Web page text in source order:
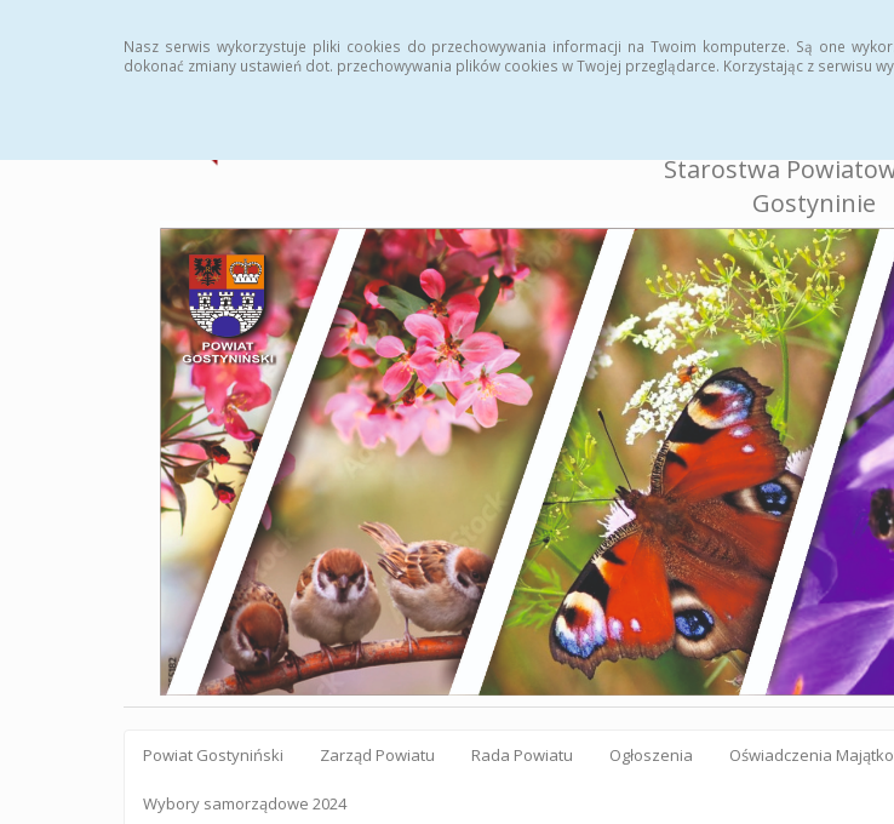
Nasz serwis wykorzystuje pliki cookies do przechowywania informacji na Twoim komputerze. Są one
dokonać zmiany ustawień dot. przechowywania plików cookies w Twojej przeglądarce. Korzystając z serwisu
Starostwa
Gostyninie
Powiat Gostyniński Zarząd Powiatu Rada Powiatu Ogłoszenia Oświadczenia
Wybory samorządowe 2024